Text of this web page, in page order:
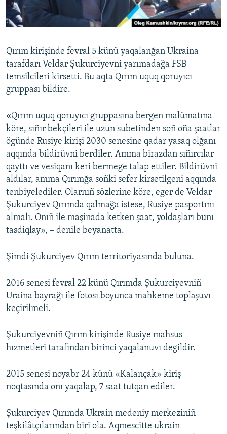
Українською
RFE/RS bütün saytları
Qırım kirişinde fevral 5 künü yaqalanğan Ukraina
tarafdarı Veldar Şukurciyevni yarımadağa FSB
temsilcileri kirsetti. Bu aqta Qırım uquq qoruyıcı
gruppası bildire.
«Qırım uquq qoruyıcı gruppasına bergen malümatına
köre, sıñır bekçileri ile uzun subetinden soñ oña şaatlar
ögünde Rusiye kirişi 2030 senesine qadar yasaq olğanı
aqqında bildirüvni berdiler. Amma birazdan sıñırcılar
qayttı ve vesiqanı keri bermege talap ettiler. Bildirüvni
aldılar, amma Qırımğa soñki sefer kirsetilgeni aqqında
tenbiyelediler. Olarnıñ sözlerine köre, eger de Veldar
Şukurciyev Qırımda qalmağa istese, Rusiye pasportını
almalı. Onıñ ile maşinada ketken şaat, yoldaşları bunı
tasdiqlay», – denile beyanatta.
Şimdi Şukurciyev Qırım territoriyasında buluna.
2016 senesi fevral 22 künü Qırımda Şukurciyevniñ
Uraina bayrağı ile fotosı boyunca mahkeme toplаşuvı
keçirilmeli.
Şukurciyevniñ Qırım kirişinde Rusiye mahsus
hızmetleri tarafından birinci yaqalanuvı degildir.
2015 senesi noyabr 24 künü «Kalançak» kiriş
noqtasında onı yaqalap, 7 saat tutqan ediler.
Şukurciyev Qırımda Ukrain medeniy merkeziniñ
teşkilâtçılarından biri ola. Aqmescitte ukrain